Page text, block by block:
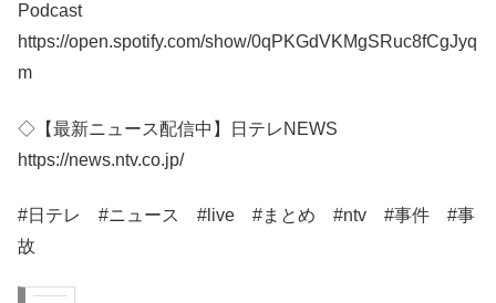
Podcast
https://open.spotify.com/show/0qPKGdVKMgSRuc8fCgJyq
m
◇【最新ニュース配信中】日テレNEWS
https://news.ntv.co.jp/
#日テレ​​ #ニュース​ #live #まとめ #ntv #事件 #事
故